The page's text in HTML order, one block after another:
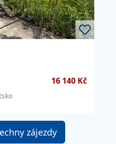
16 140 Kč
zájezdy